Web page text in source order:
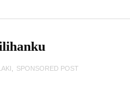
SPONSORED POST